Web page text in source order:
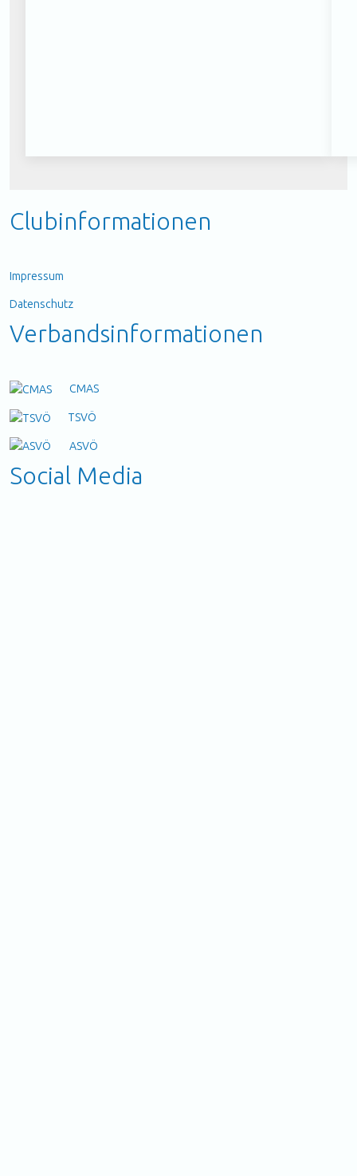
Clubinformationen
Impressum
Datenschutz
Verbandsinformationen
CMAS
TSVÖ
ASVÖ
Social Media